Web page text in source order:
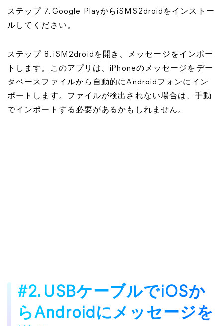
ステップ 7. Google PlayからiSMS2droidをインストー
ルしてください。
ステップ 8. iSM2droidを開き、メッセージをインポー
トします。このアプリは、iPhoneのメッセージをデー
タベースファイルから自動的にAndroidフォンにイン
ポートします。ファイルが検出されない場合は、手動
でインポートする必要があるかもしれません。
#2. USBケーブルでiOSか
らAndroidにメッセージを